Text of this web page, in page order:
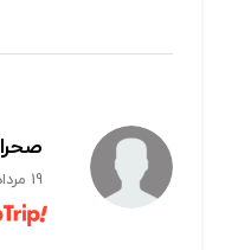
صحرا
19 مرداد 1402